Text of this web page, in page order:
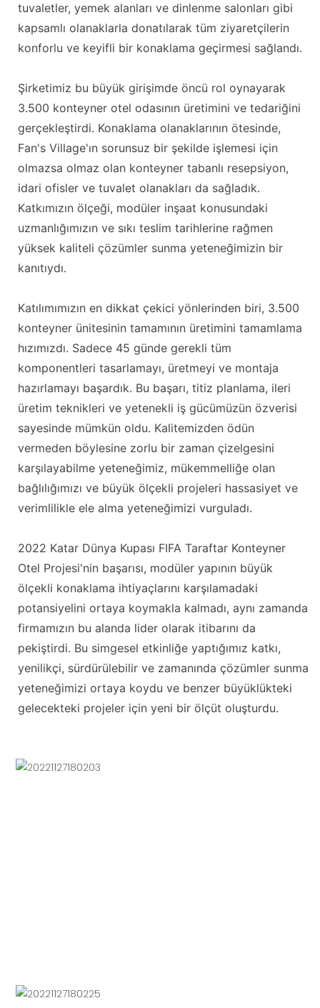
tuvaletler, yemek alanları ve dinlenme salonları gibi
kapsamlı olanaklarla donatılarak tüm ziyaretçilerin
konforlu ve keyifli bir konaklama geçirmesi sağlandı.
Şirketimiz bu büyük girişimde öncü rol oynayarak
3.500 konteyner otel odasının üretimini ve tedariğini
gerçekleştirdi. Konaklama olanaklarının ötesinde,
Fan's Village'ın sorunsuz bir şekilde işlemesi için
olmazsa olmaz olan konteyner tabanlı resepsiyon,
idari ofisler ve tuvalet olanakları da sağladık.
Katkımızın ölçeği, modüler inşaat konusundaki
uzmanlığımızın ve sıkı teslim tarihlerine rağmen
yüksek kaliteli çözümler sunma yeteneğimizin bir
kanıtıydı.
Katılımımızın en dikkat çekici yönlerinden biri, 3.500
konteyner ünitesinin tamamının üretimini tamamlama
hızımızdı. Sadece 45 günde gerekli tüm
komponentleri tasarlamayı, üretmeyi ve montaja
hazırlamayı başardık. Bu başarı, titiz planlama, ileri
üretim teknikleri ve yetenekli iş gücümüzün özverisi
sayesinde mümkün oldu. Kalitemizden ödün
vermeden böylesine zorlu bir zaman çizelgesini
karşılayabilme yeteneğimiz, mükemmelliğe olan
bağlılığımızı ve büyük ölçekli projeleri hassasiyet ve
verimlilikle ele alma yeteneğimizi vurguladı.
2022 Katar Dünya Kupası FIFA Taraftar Konteyner
Otel Projesi'nin başarısı, modüler yapının büyük
ölçekli konaklama ihtiyaçlarını karşılamadaki
potansiyelini ortaya koymakla kalmadı, aynı zamanda
firmamızın bu alanda lider olarak itibarını da
pekiştirdi. Bu simgesel etkinliğe yaptığımız katkı,
yenilikçi, sürdürülebilir ve zamanında çözümler sunma
yeteneğimizi ortaya koydu ve benzer büyüklükteki
gelecekteki projeler için yeni bir ölçüt oluşturdu.